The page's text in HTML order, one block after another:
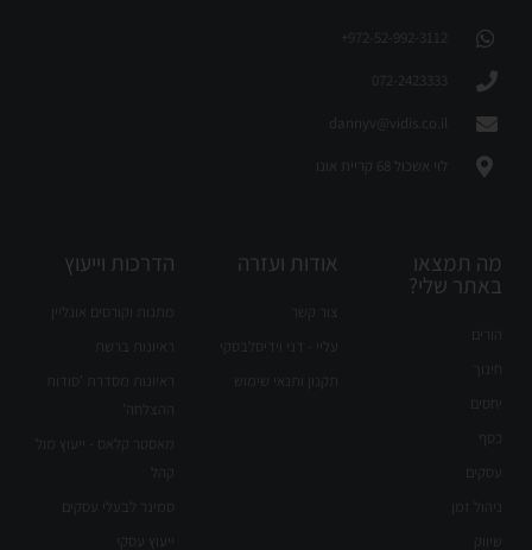
972-52-992-3112⁩+
072-2423333
dannyv@vidis.co.il
לוי אשכול 68 קריית אונו
מה תמצאו
באתר שלי?
הורים
חינוך
יחסים
כסף
עסקים
ניהול זמן
שיווק
אודות ועזרה
צור קשר
עליי - דני וידיסלבסקי
תקנון ותנאי שימוש
הדרכות וייעוץ
מתנות וקורסים אונליין
ראיונות ברשת
ראיונות מסדרת 'סודות
ההצלחה'
מאסטר קלאס - ייעוץ מול
סמינר לבעלי עסקים
ייעוץ עסקי